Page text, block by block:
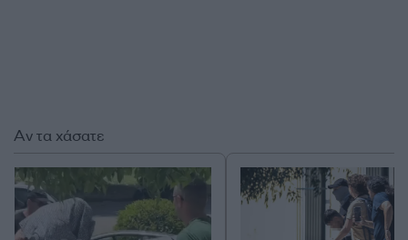
Αν τα χάσατε